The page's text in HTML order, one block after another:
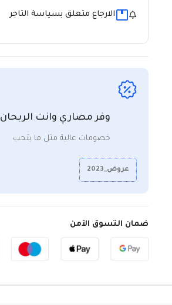
الارجاع متعلق بسياسة التاجر
وفر مصاري وانت الربحان
خصومات عالية مثل ما بتحب
عروض_2023
ضمان التسوق الآمن